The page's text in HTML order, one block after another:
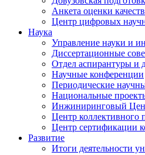
Анкета оценки
Центр цифровых
Наука
Управление науки и
Диссертационные
Отдел аспирантуры и
Научные конференции
Периодические
Национальные
Инжиниринговый
Центр коллективного
Центр сертификации
Развитие
Итоги деятельности